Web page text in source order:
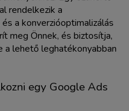
rendelkezik a
a konverzióoptimalizálás
meg Önnek, és biztosítja,
lehető leghatékonyabban
egy Google Ads